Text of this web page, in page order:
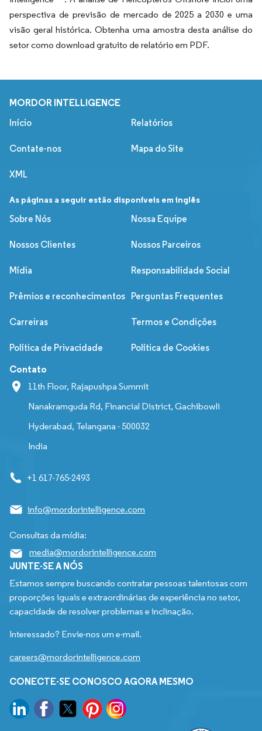
perspectiva de previsão de mercado de 2025 a 2030 e uma
visão geral histórica. Obtenha uma amostra desta análise do
setor como download gratuito de relatório em PDF.
MORDOR INTELLIGENCE
Início Relatórios
Contate-nos Mapa do Site
XML
As páginas a seguir estão disponíveis em inglês
Sobre Nós
Nossa Equipe
Nossos Clientes Nossos Parceiros
Mídia Responsabilidade Social
Prêmios e reconhecimentos Perguntas Frequentes
Carreiras Termos e Condições
Política de Privacidade Política de Cookies
Contato
11th Floor, Rajapushpa Summit
Nanakramguda Rd, Financial District, Gachibowli
Hyderabad, Telangana - 500032
India
+1 617-765-2493
info@mordorintelligence.com
Consultas da mídia:
media@mordorintelligence.com
JUNTE-SE A NÓS
Estamos sempre buscando contratar pessoas talentosas com
proporções iguais e extraordinárias de experiência no setor,
capacidade de resolver problemas e inclinação.
Interessado? Envie-nos um e-mail.
careers@mordorintelligence.com
CONECTE-SE CONOSCO AGORA MESMO